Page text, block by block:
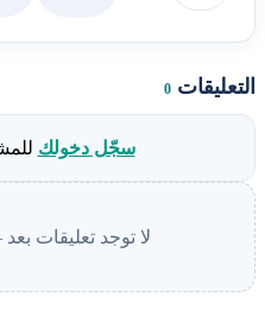
التعليقات 0
سجّل دخولك
لا توجد تعليقات